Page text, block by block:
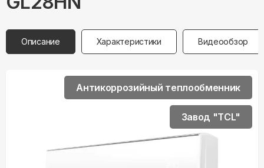
Описание Характеристики Видеообзор
Антикоррозийный теплообменник
Завод "TCL"